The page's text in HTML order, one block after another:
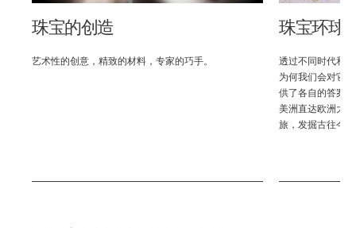
珠宝的创造
艺术性的创意，精致的材料，专家的巧手。
珠宝环球
透过不同时代和
为何我们会对它
供了各自的答案
美洲直达欧洲大
旅，发掘古往今